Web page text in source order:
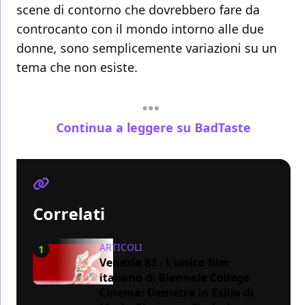
scene di contorno che dovrebbero fare da
controcanto con il mondo intorno alle due
donne, sono semplicemente variazioni su un
tema che non esiste.
Continua a leggere su BadTaste
Correlati
1 ARTICOLI
Venezia 83 - L'unico film
italiano di Biennale College